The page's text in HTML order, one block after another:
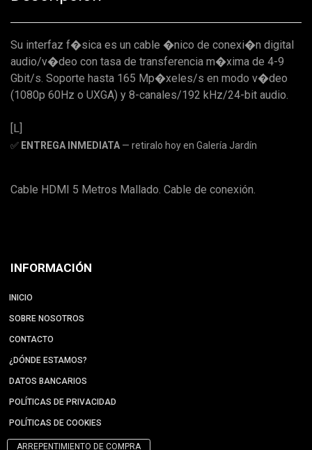
Su interfaz f�sica es un cable �nico de conexi�n digital
audio/v�deo con tasa de transferencia m�xima de 4-9
Gbit/s. Soporte hasta 165 Mp�xeles/s en modo v�deo
(1080p 60Hz o UXGA) y 8-canales/192 kHz/24-bit audio.
[L]
✅ ENTREGA INMEDIATA — retiralo hoy en Galería Jardín
Cable HDMI 5 Metros Mallado. Cable de conexión.
INFORMACIÓN
INICIO
SOBRE NOSOTROS
CONTACTO
¿DÓNDE ESTAMOS?
DATOS BANCARIOS
POLÍTICAS DE PRIVACIDAD
POLÍTICAS DE COOKIES
ARREPENTIMIENTO DE COMPRA